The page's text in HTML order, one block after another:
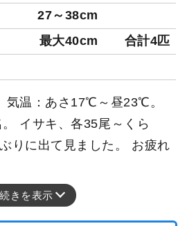
27～38cm
最大40cm 合計4匹
気温：あさ17℃～昼23℃。
。 イサキ、各35尾～くら
りに出て見ました。 お疲れ
続きを表示